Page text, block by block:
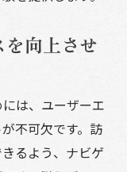
ドの信頼構
値を伝える
ランド価値を
向上させ
は、ユーザーエ
不可欠です。訪
るよう、ナビゲ